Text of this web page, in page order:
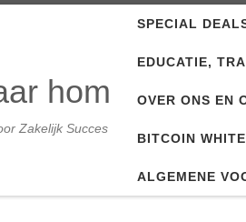
Zakelijk Succes
SPECIAL
EDUCATIE,
OVER ONS EN
BITCOIN
ALGEMENE